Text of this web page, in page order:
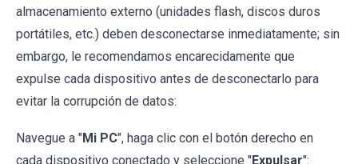
almacenamiento externo (unidades flash, discos duros
portátiles, etc.) deben desconectarse inmediatamente; sin
embargo, le recomendamos encarecidamente que
expulse cada dispositivo antes de desconectarlo para
evitar la corrupción de datos:
Navegue a "Mi PC", haga clic con el botón derecho en
cada dispositivo conectado y seleccione "Expulsar":